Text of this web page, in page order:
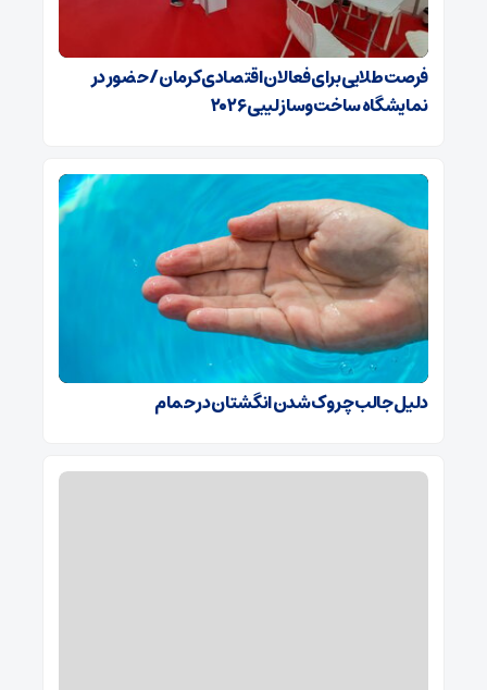
فرصت طلایی برای فعالان اقتصادی کرمان/ حضور در
نمایشگاه ساخت‌وساز لیبی ۲۰۲۶
دلیل جالب چروک شدن انگشتان در حمام